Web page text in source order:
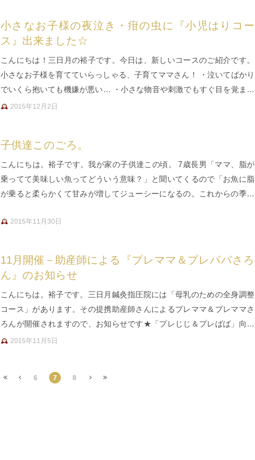
小さなお子様の夜泣き・疳の虫に『小児はりコー
ス』出来ました☆
こんにちは！三日月の裕子です。今日は、新しいコースのご紹介です。
小さなお子様を育てていらっしゃる、子育てママさん！ ・泣いてばかり
でいくら抱いても機嫌が悪い… ・小さな物音や刺激でもすぐ目を覚まし
てしまう… ・抱けば眠る…
2015年12月2日
子供達このごろ。
こんにちは。裕子です。我が家の子供達この頃。 7歳長男「ママ、脂が
乗ってて美味しい魚ってどういう意味？」と聞いてくるので「お魚に脂
が乗ると柔らかくて甘みが増してジューシーになるの。これからの季節
2015年11月30日
11月開催－助産師による『プレママ＆プレパパさろ
ん』のお知らせ
こんにちは。裕子です。三日月鍼灸指圧院には「母乳のための全身調整
コース」があります。その提携助産師さんによるプレママ＆プレママさ
ろんが開催されますので、お知らせです★「プレじじ＆プレばば」向け
なんて、なかなか無いイベント…
2015年11月5日
« 先頭6 7 8